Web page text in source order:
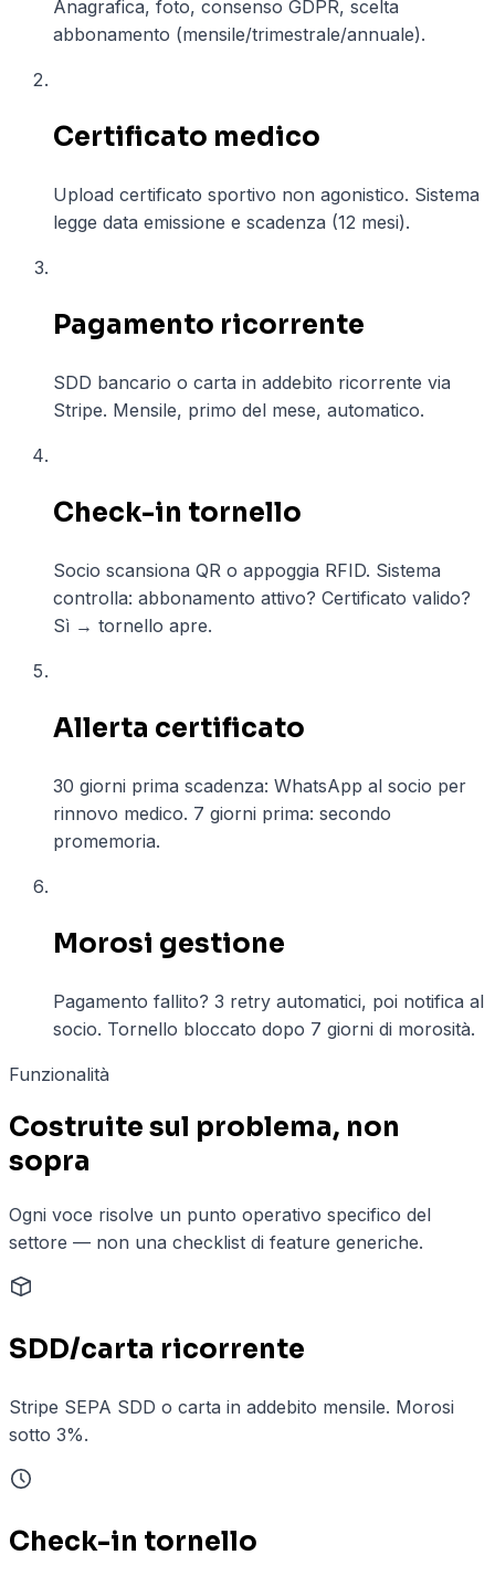
Anagrafica, foto, consenso GDPR, scelta
abbonamento (mensile/trimestrale/annuale).
Certificato medico
Upload certificato sportivo non agonistico. Sistema
legge data emissione e scadenza (12 mesi).
Pagamento ricorrente
SDD bancario o carta in addebito ricorrente via
Stripe. Mensile, primo del mese, automatico.
Check-in tornello
Socio scansiona QR o appoggia RFID. Sistema
controlla: abbonamento attivo? Certificato valido?
Sì → tornello apre.
Allerta certificato
30 giorni prima scadenza: WhatsApp al socio per
rinnovo medico. 7 giorni prima: secondo
promemoria.
Morosi gestione
Pagamento fallito? 3 retry automatici, poi notifica al
socio. Tornello bloccato dopo 7 giorni di morosità.
Funzionalità
Costruite sul problema, non
sopra
Ogni voce risolve un punto operativo specifico del
settore — non una checklist di feature generiche.
SDD/carta ricorrente
Stripe SEPA SDD o carta in addebito mensile. Morosi
sotto 3%.
Check-in tornello